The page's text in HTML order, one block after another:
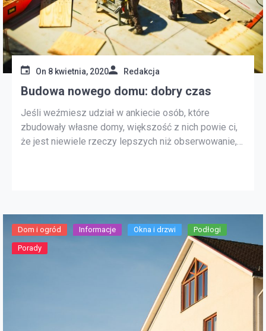
On 8 kwietnia, 2020 Redakcja
Budowa nowego domu: dobry czas
Jeśli weźmiesz udział w ankiecie osób, które
zbudowały własne domy, większość z nich powie ci,
że jest niewiele rzeczy lepszych niż obserwowanie,
przestrzeni […]
Dom i ogród Informacje Okna i drzwi Podłogi
Porady